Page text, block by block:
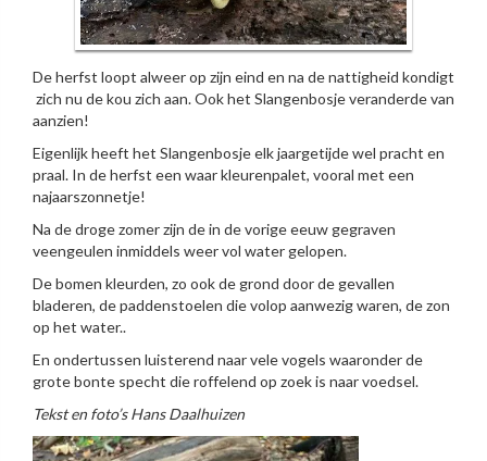
De herfst loopt alweer op zijn eind en na de nattigheid kondigt
zich nu de kou zich aan. Ook het Slangenbosje veranderde van
aanzien!
Eigenlijk heeft het Slangenbosje elk jaargetijde wel pracht en
praal. In de herfst een waar kleurenpalet, vooral met een
najaarszonnetje!
Na de droge zomer zijn de in de vorige eeuw gegraven
veengeulen inmiddels weer vol water gelopen.
De bomen kleurden, zo ook de grond door de gevallen
bladeren, de paddenstoelen die volop aanwezig waren, de zon
op het water..
En ondertussen luisterend naar vele vogels waaronder de
grote bonte specht die roffelend op zoek is naar voedsel.
Tekst en foto’s Hans Daalhuizen